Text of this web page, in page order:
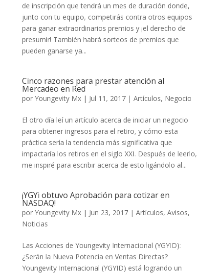
de inscripción que tendrá un mes de duración donde,
junto con tu equipo, competirás contra otros equipos
para ganar extraordinarios premios y ¡el derecho de
presumir! También habrá sorteos de premios que
pueden ganarse ya...
Cinco razones para prestar atención al
Mercadeo en Red
por Youngevity Mx| Jul 11, 2017| Artículos, Negocio
El otro día leí un artículo acerca de iniciar un negocio
para obtener ingresos para el retiro, y cómo esta
práctica sería la tendencia más significativa que
impactaría los retiros en el siglo XXI. Después de leerlo,
me inspiré para escribir acerca de esto ligándolo al...
¡YGYi obtuvo Aprobación para cotizar en
NASDAQ!
por Youngevity Mx| Jun 23, 2017| Artículos, Avisos,
Noticias
Las Acciones de Youngevity Internacional (YGYID):
¿Serán la Nueva Potencia en Ventas Directas?
Youngevity Internacional (YGYID) está logrando un